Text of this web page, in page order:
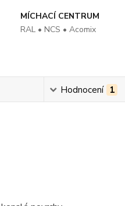
MÍCHACÍ CENTRUM
RAL • NCS • Acomix
Hodnocení 1